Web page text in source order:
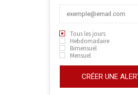
Tous les jours
Hebdomadaire
Bimensuel
Mensuel
CRÉER UNE